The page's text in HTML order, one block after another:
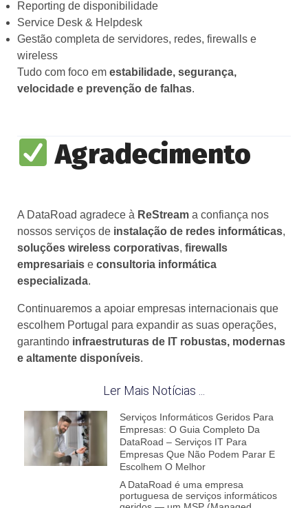
Reporting de disponibilidade
Service Desk & Helpdesk
Gestão completa de servidores, redes, firewalls e
wireless
Tudo com foco em estabilidade, segurança,
velocidade e prevenção de falhas.
Agradecimento
A DataRoad agradece à ReStream a confiança nos
nossos serviços de instalação de redes informáticas,
soluções wireless corporativas, firewalls
empresariais e consultoria informática
especializada.
Continuaremos a apoiar empresas internacionais que
escolhem Portugal para expandir as suas operações,
garantindo infraestruturas de IT robustas, modernas
e altamente disponíveis.
Ler Mais Notícias ...
Serviços Informáticos Geridos Para
Empresas: O Guia Completo Da
DataRoad – Serviços IT Para
Empresas Que Não Podem Parar E
Escolhem O Melhor
A DataRoad é uma empresa
portuguesa de serviços informáticos